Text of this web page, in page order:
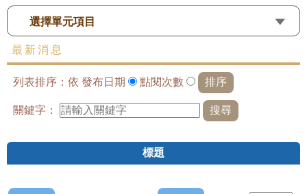
選擇單元項目
最新消息
列表排序：依 發布日期 點閱次數
關鍵字：
標題